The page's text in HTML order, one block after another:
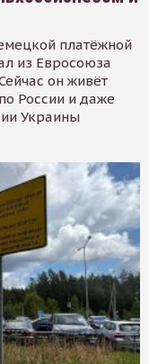
платёжной
из Евросоюза
он живёт
России и даже
Украины